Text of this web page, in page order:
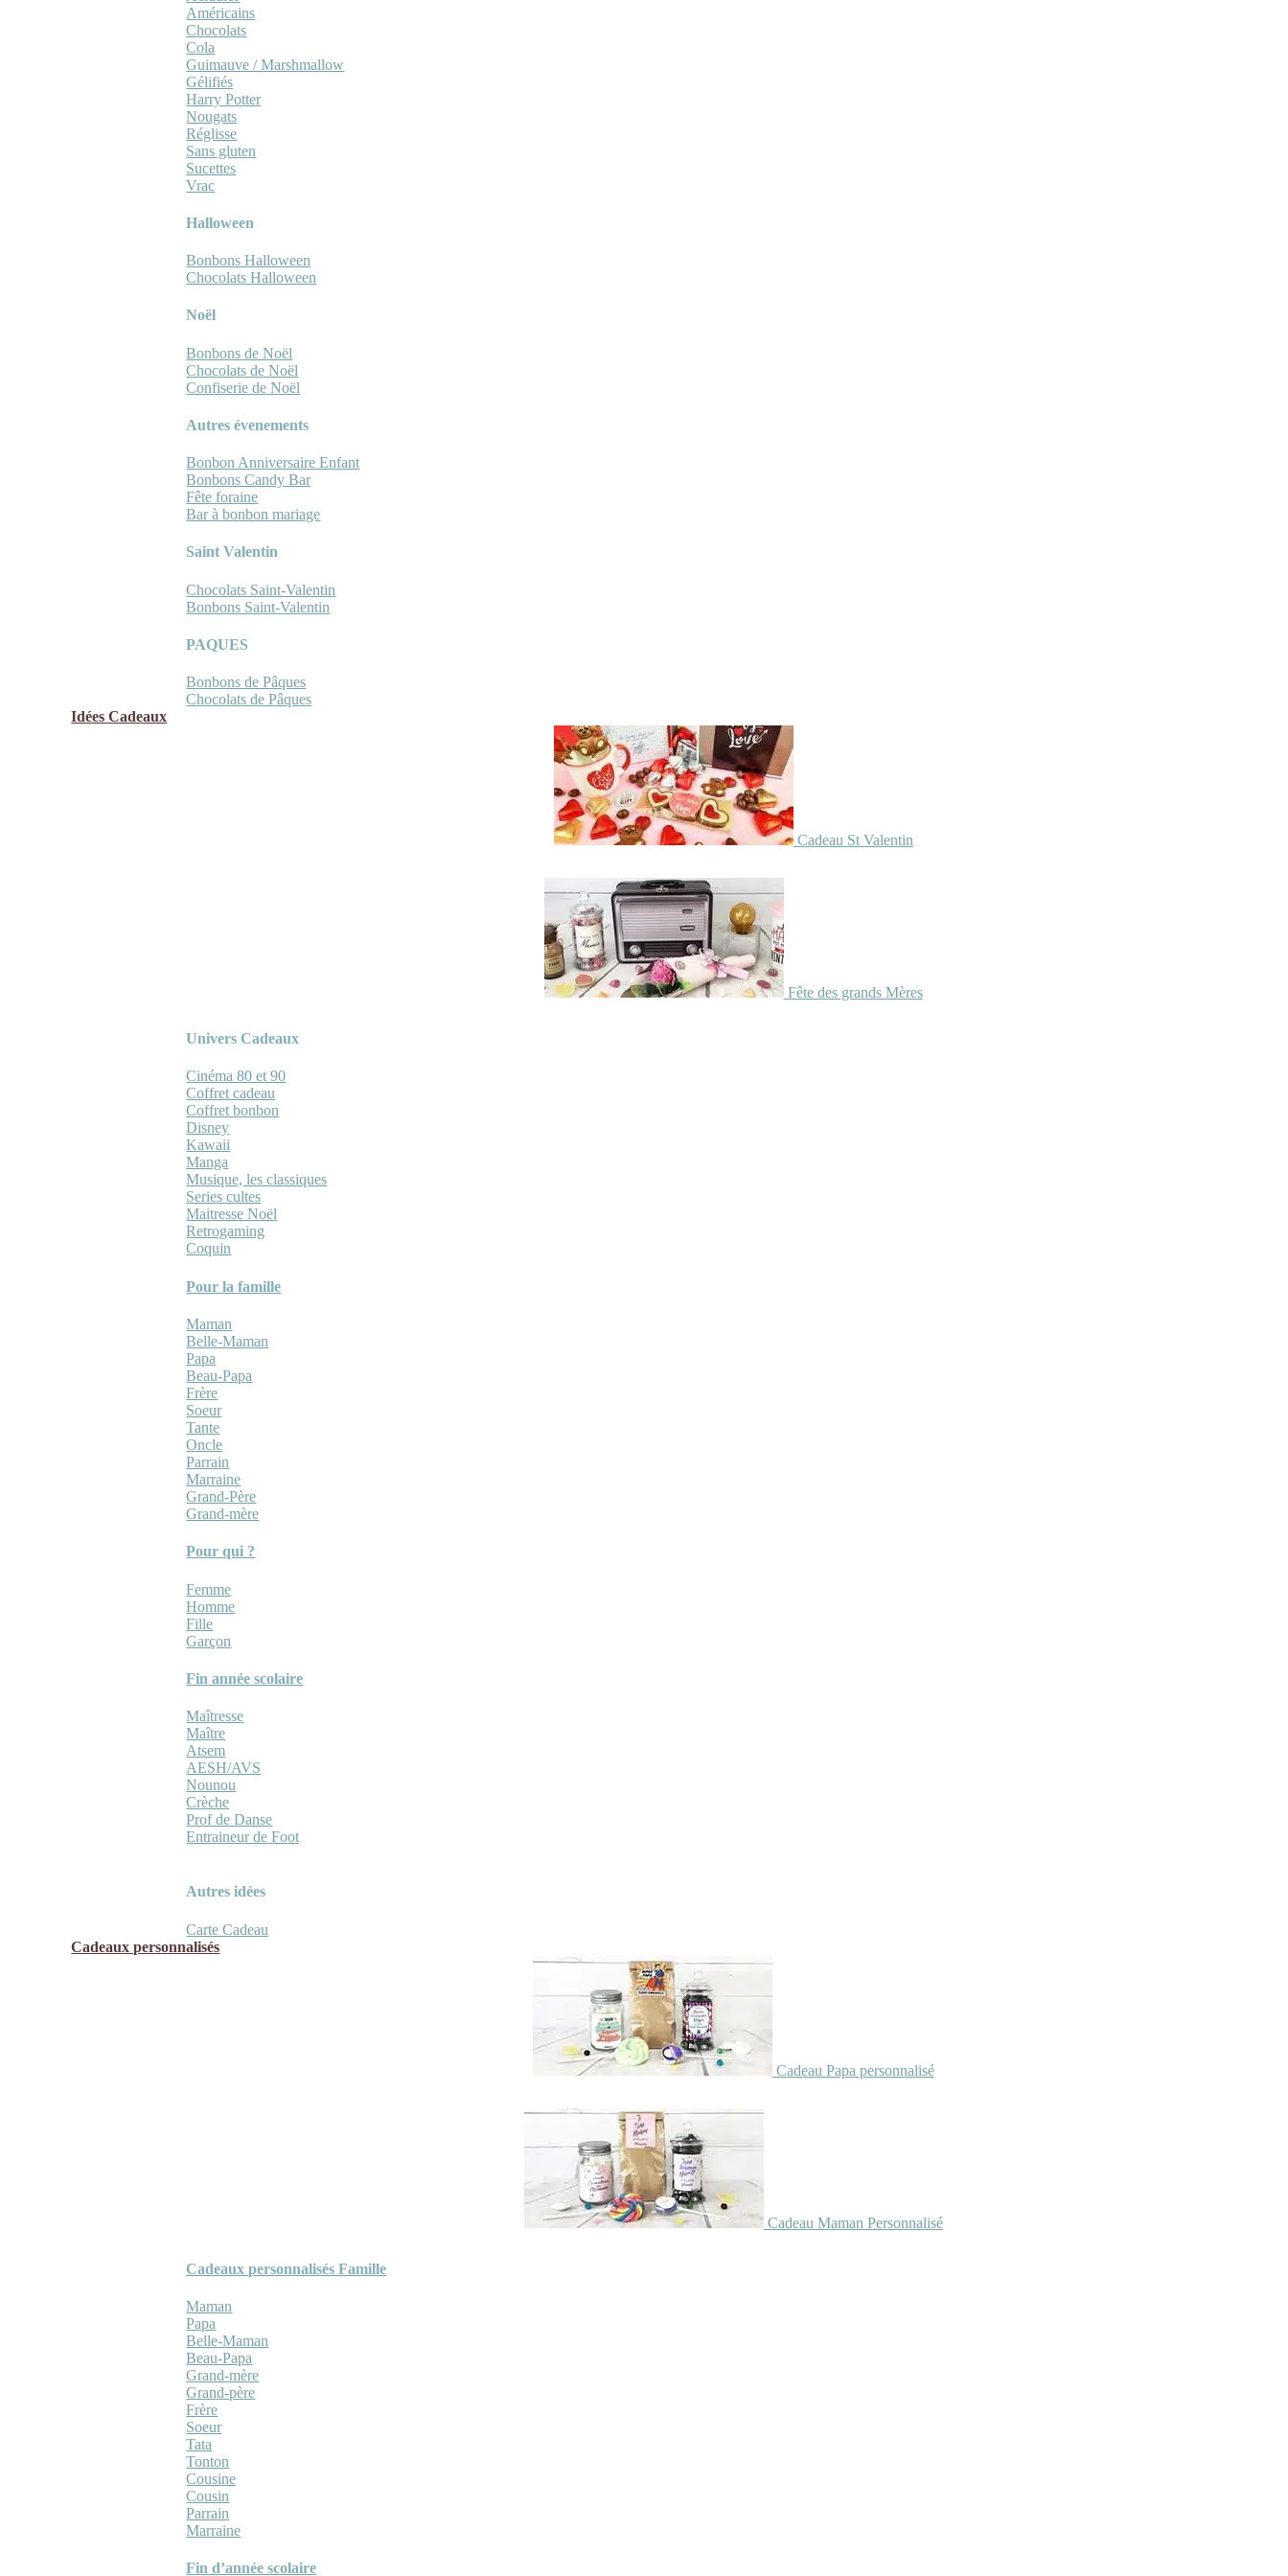
Américains
Chocolats
Cola
Guimauve / Marshmallow
Gélifiés
Harry Potter
Nougats
Réglisse
Sans gluten
Sucettes
Vrac
Halloween
Bonbons Halloween
Chocolats Halloween
Noël
Bonbons de Noël
Chocolats de Noël
Confiserie de Noël
Autres évenements
Bonbon Anniversaire Enfant
Bonbons Candy Bar
Fête foraine
Bar à bonbon mariage
Saint Valentin
Chocolats Saint-Valentin
Bonbons Saint-Valentin
PAQUES
Bonbons de Pâques
Chocolats de Pâques
Idées Cadeaux
Cadeau St Valentin
Fête des grands Mères
Univers Cadeaux
Cinéma 80 et 90
Coffret cadeau
Coffret bonbon
Disney
Kawaii
Manga
Musique, les classiques
Series cultes
Maitresse Noël
Retrogaming
Coquin
Pour la famille
Maman
Belle-Maman
Papa
Beau-Papa
Frère
Soeur
Tante
Oncle
Parrain
Marraine
Grand-Père
Grand-mère
Pour qui ?
Femme
Homme
Fille
Garçon
Fin année scolaire
Maîtresse
Maître
Atsem
AESH/AVS
Nounou
Crèche
Prof de Danse
Entraineur de Foot
Autres idées
Carte Cadeau
Cadeaux personnalisés
Cadeau Papa personnalisé
Cadeau Maman Personnalisé
Cadeaux personnalisés Famille
Maman
Papa
Belle-Maman
Beau-Papa
Grand-mère
Grand-père
Frère
Soeur
Tata
Tonton
Cousine
Cousin
Parrain
Marraine
Fin d’année scolaire